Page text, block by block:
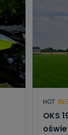
HOT
OKS